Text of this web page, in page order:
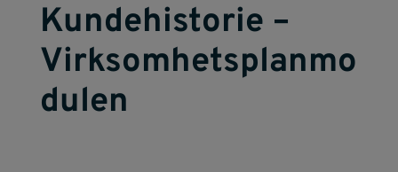
Kundehistorie –
Virksomhetsplanmo
dulen